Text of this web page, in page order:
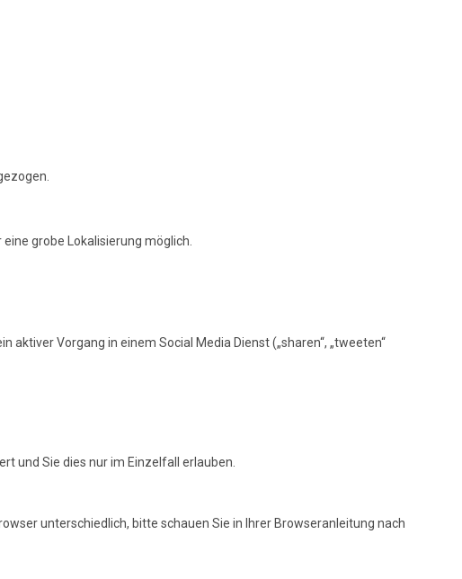
grobe Lokalisierung möglich.
Vorgang in einem Social Media Dienst („sharen“, „tweeten“
und Sie dies nur im Einzelfall erlauben.
unterschiedlich, bitte schauen Sie in Ihrer Browseranleitung nach